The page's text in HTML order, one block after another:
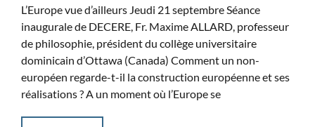
L’Europe vue d’ailleurs Jeudi 21 septembre Séance
inaugurale de DECERE, Fr. Maxime ALLARD, professeur
de philosophie, président du collège universitaire
dominicain d’Ottawa (Canada) Comment un non-
européen regarde-t-il la construction européenne et ses
réalisations ? A un moment où l’Europe se